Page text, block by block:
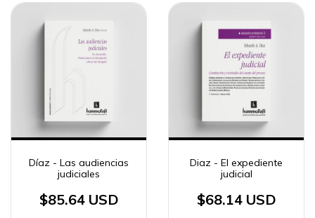
Díaz - Las audiencias
judiciales
$85.64 USD
Diaz - El expediente
judicial
$68.14 USD